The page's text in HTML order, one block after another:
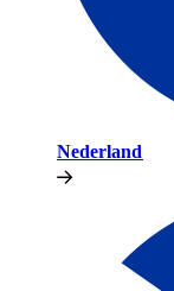
Nederland​​